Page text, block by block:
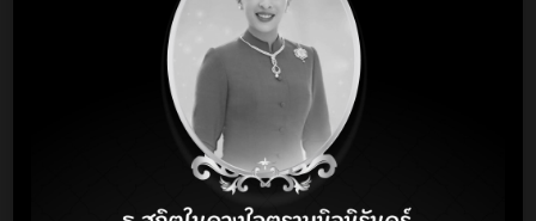
โดยองค์การพิพิธภัณฑ์วิทยาศาสตร์แห่งชาติ (อพวช.)